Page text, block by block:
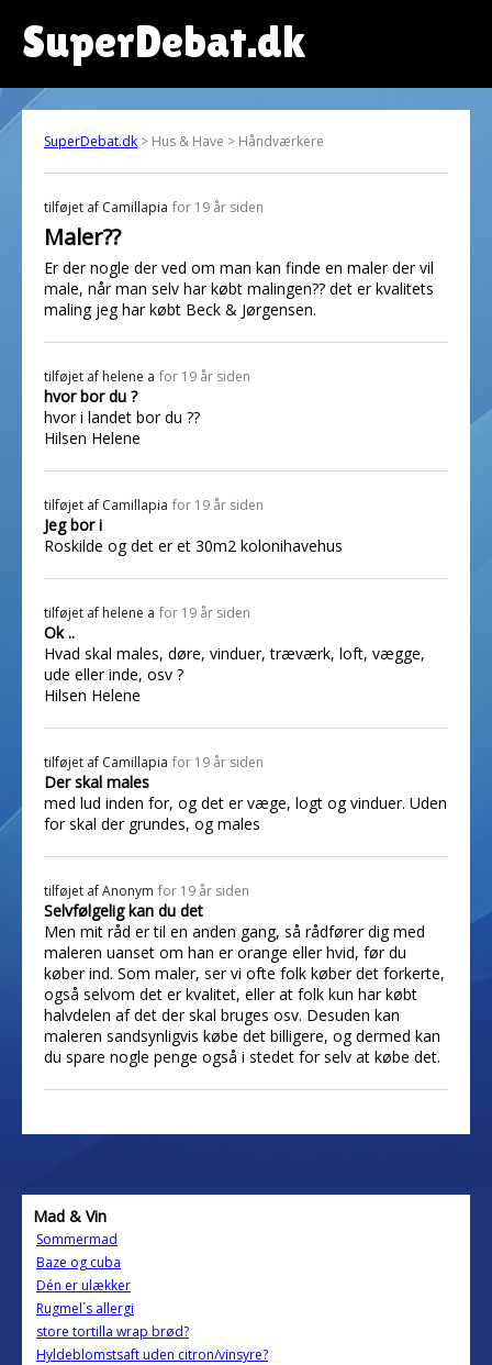
SuperDebat.dk
SuperDebat.dk > Hus & Have > Håndværkere
tilføjet af Camillapia for 19 år siden
Maler??
Er der nogle der ved om man kan finde en maler der vil
male, når man selv har købt malingen?? det er kvalitets
maling jeg har købt Beck & Jørgensen.
tilføjet af helene a for 19 år siden
hvor bor du ?
hvor i landet bor du ??
Hilsen Helene
tilføjet af Camillapia for 19 år siden
Jeg bor i
Roskilde og det er et 30m2 kolonihavehus
tilføjet af helene a for 19 år siden
Ok ..
Hvad skal males, døre, vinduer, træværk, loft, vægge,
ude eller inde, osv ?
Hilsen Helene
tilføjet af Camillapia for 19 år siden
Der skal males
med lud inden for, og det er væge, logt og vinduer. Uden
for skal der grundes, og males
tilføjet afAnonym for 19 år siden
Selvfølgelig kan du det
Men mit råd er til en anden gang, så rådfører dig med
maleren uanset om han er orange eller hvid, før du
køber ind. Som maler, ser vi ofte folk køber det forkerte,
også selvom det er kvalitet, eller at folk kun har købt
halvdelen af det der skal bruges osv. Desuden kan
maleren sandsynligvis købe det billigere, og dermed kan
du spare nogle penge også i stedet for selv at købe det.
Mad & Vin
Sommermad
Baze og cuba
Dén er ulækker
Rugmel´s allergi
store tortilla wrap brød?
Hyldeblomstsaft uden citron/vinsyre?